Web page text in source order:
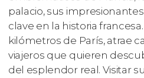
palacio, sus
clave en la historia
kilómetros de París, atrae
viajeros que quieren
del esplendor real. Visitar